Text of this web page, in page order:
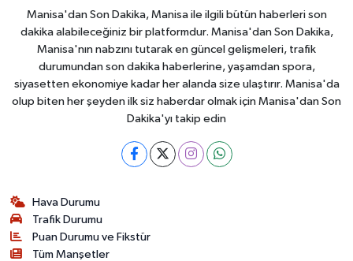
Manisa'dan Son Dakika, Manisa ile ilgili bütün haberleri son
dakika alabileceğiniz bir platformdur. Manisa'dan Son Dakika,
Manisa'nın nabzını tutarak en güncel gelişmeleri, trafik
durumundan son dakika haberlerine, yaşamdan spora,
siyasetten ekonomiye kadar her alanda size ulaştırır. Manisa'da
olup biten her şeyden ilk siz haberdar olmak için Manisa'dan Son
Dakika'yı takip edin
Hava Durumu
Trafik Durumu
Puan Durumu ve Fikstür
Tüm Manşetler